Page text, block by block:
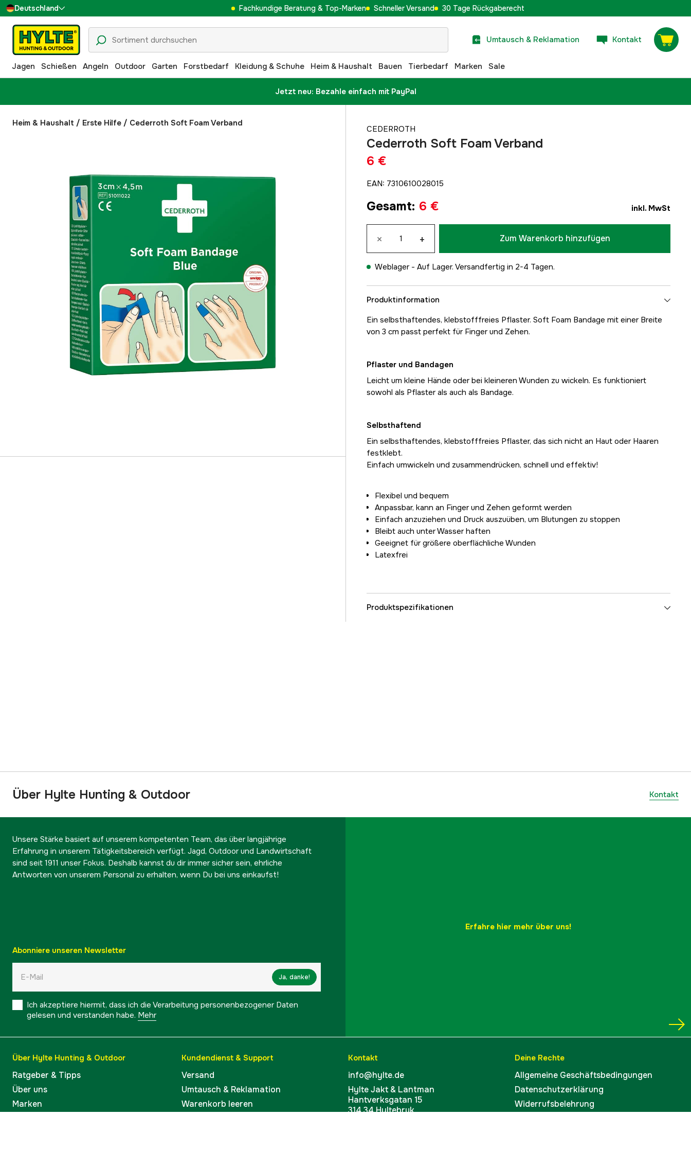
Deutschland
Sverige
Danmark
Suomi
Fachkundige Beratung & Top-Marken Schneller Versand 30 Tage Rückgaberecht
Umtausch & Reklamation Kontakt
Jagen Schießen Angeln Outdoor Garten Forstbedarf Kleidung & Schuhe Heim & Haushalt Bauen Tierbedarf Marken Sale
Jetzt neu: Bezahle einfach mit PayPal
Heim & Haushalt / Erste Hilfe / Cederroth Soft Foam Verband
CEDERROTH
Cederroth Soft Foam Verband
6 €
EAN: 7310610028015
Gesamt: 6 € inkl. MwSt
× + Zum Warenkorb hinzufügen
Weblager - Auf Lager. Versandfertig in 2-4 Tagen.
Produktinformation
Ein selbsthaftendes, klebstofffreies Pflaster. Soft Foam Bandage mit einer Breite
von 3 cm passt perfekt für Finger und Zehen.
Pflaster und Bandagen
Leicht um kleine Hände oder bei kleineren Wunden zu wickeln. Es funktioniert
sowohl als Pflaster als auch als Bandage.
Selbsthaftend
Ein selbsthaftendes, klebstofffreies Pflaster, das sich nicht an Haut oder Haaren
festklebt.
Einfach umwickeln und zusammendrücken, schnell und effektiv!
Flexibel und bequem
Anpassbar, kann an Finger und Zehen geformt werden
Einfach anzuziehen und Druck auszuüben, um Blutungen zu stoppen
Bleibt auch unter Wasser haften
Geeignet für größere oberflächliche Wunden
Latexfrei
Produktspezifikationen
Über Hylte Hunting & Outdoor Kontakt
Unsere Stärke basiert auf unserem kompetenten Team, das über langjährige
Erfahrung in unserem Tätigkeitsbereich verfügt. Jagd, Outdoor und Landwirtschaft
sind seit 1911 unser Fokus. Deshalb kannst du dir immer sicher sein, ehrliche
Antworten von unserem Personal zu erhalten, wenn Du bei uns einkaufst!
Abonniere unseren Newsletter
Ja, danke!
Ich akzeptiere hiermit, dass ich die Verarbeitung personenbezogener Daten
gelesen und verstanden habe. Mehr
Erfahre hier mehr über uns!
Über Hylte Hunting & Outdoor
Ratgeber & Tipps
Über uns
Marken
Kundendienst & Support
Versand
Umtausch & Reklamation
Warenkorb leeren
Kontakt
info@hylte.de
Hylte Jakt & Lantman
Hantverksgatan 15
314 34 Hyltebruk
Deine Rechte
Allgemeine Geschäftsbedingungen
Datenschutzerklärung
Widerrufsbelehrung